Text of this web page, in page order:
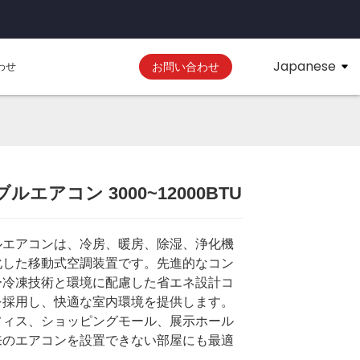
せ お問い合わせ Japanese
Loading...
Loading...
ルエアコン 3000~12000BTU
アコンは、冷房、暖房、除湿、浄化機
た移動式空調装置です。先進的なコン
凍技術と環境に配慮した省エネ設計コ
用し、快適な室内環境を提供します。
ス、ショッピングモール、展示ホール
エアコンを設置できない部屋にも最適